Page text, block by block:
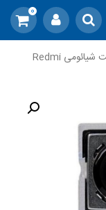
0
دوربین پشت شیائومی Redmi